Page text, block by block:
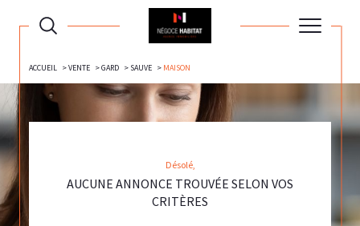
ACCUEIL VENTE GARD SAUVE MAISON
Désolé,
AUCUNE ANNONCE TROUVÉE SELON VOS
CRITÈRES